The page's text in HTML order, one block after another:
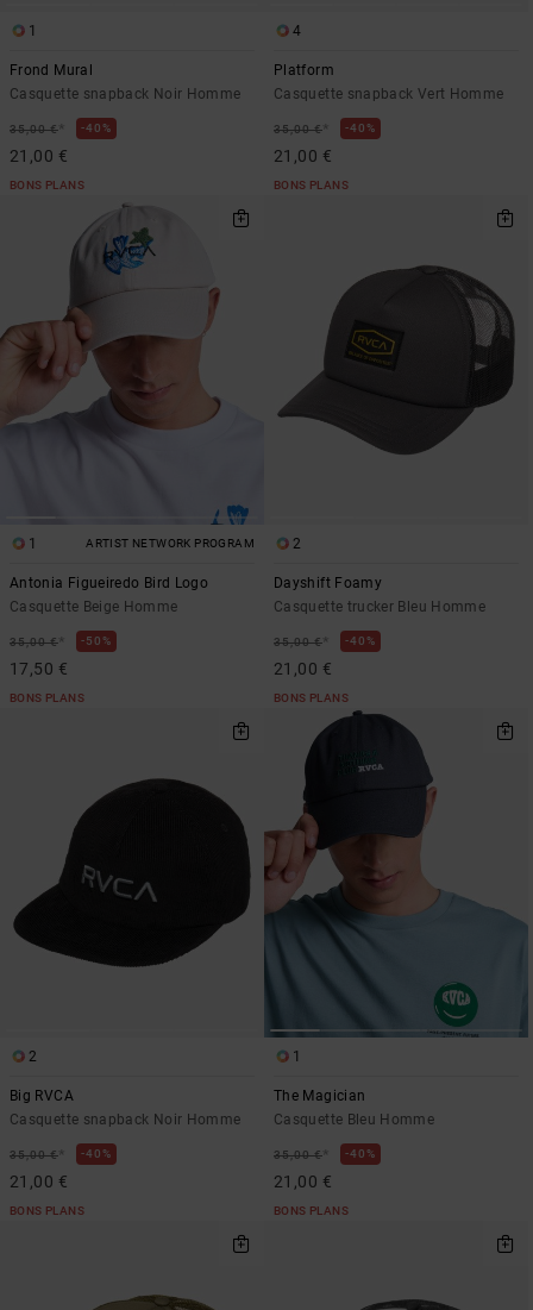
1
Frond Mural
Casquette snapback Noir Homme
35,00 €* 40%
21,00 €
BONS PLANS
4
Platform
Casquette snapback Vert Homme
35,00 €* 40%
21,00 €
BONS PLANS
1 ARTIST NETWORK PROGRAM
Antonia Figueiredo Bird Logo
Casquette Beige Homme
35,00 €* 50%
17,50 €
BONS PLANS
2
Dayshift Foamy
Casquette trucker Bleu Homme
35,00 €* 40%
21,00 €
BONS PLANS
2
Big RVCA
Casquette snapback Noir Homme
35,00 €* 40%
21,00 €
BONS PLANS
1
The Magician
Casquette Bleu Homme
35,00 €* 40%
21,00 €
BONS PLANS